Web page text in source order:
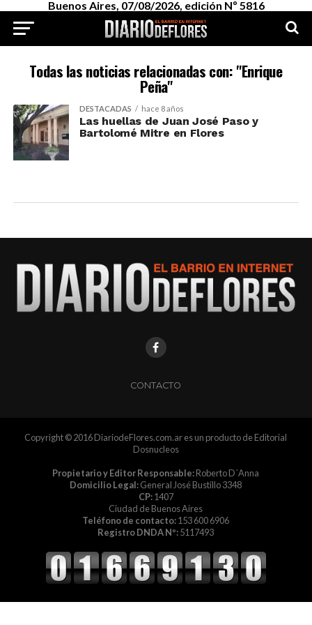
Buenos Aires, 07/08/2026, edición Nº 5816
Todas las noticias relacionadas con: "Enrique
Peña"
DESTACADAS hace 8 años
Las huellas de Juan José Paso y
Bartolomé Mitre en Flores
CONTACTO
Copyright © 2016 DiariodeFlores.com.ar es un producto de Editorial
Dosnucleos
Propietario y Editor Responsable:Roberto D´Anna
Domicilio Legal:General José Bustillo 3348
CP:1407
Ciudad de Buenos Aires
Teléfono de contacto:153 600 6906
Registro DNDA Nº:5117493